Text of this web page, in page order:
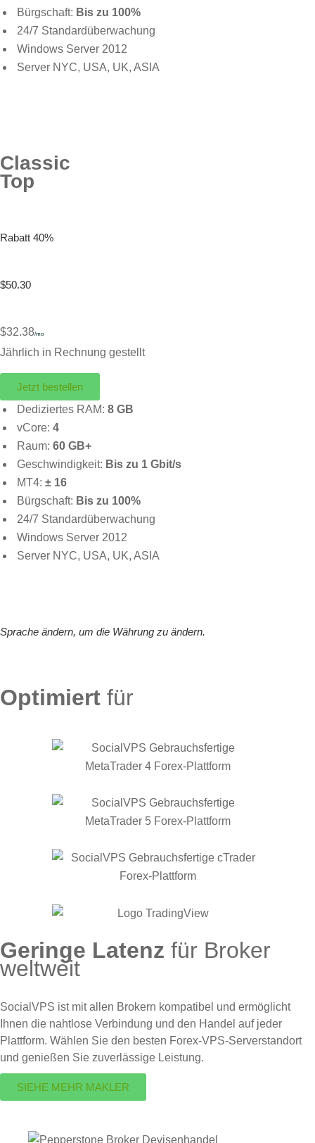
Bürgschaft: Bis zu 100%
24/7 Standardüberwachung
Windows Server 2012
Server NYC, USA, UK, ASIA
Classic
Top
Rabatt 40%
$50.30
$32.38/mo
Jährlich in Rechnung gestellt
Jetzt bestellen
Dediziertes RAM: 8 GB
vCore: 4
Raum: 60 GB+
Geschwindigkeit: Bis zu 1 Gbit/s
MT4: ± 16
Bürgschaft: Bis zu 100%
24/7 Standardüberwachung
Windows Server 2012
Server NYC, USA, UK, ASIA
Sprache ändern, um die Währung zu ändern.
Optimiert für
Geringe Latenz für Broker
weltweit
SocialVPS ist mit allen Brokern kompatibel und ermöglicht
Ihnen die nahtlose Verbindung und den Handel auf jeder
Plattform. Wählen Sie den besten Forex-VPS-Serverstandort
und genießen Sie zuverlässige Leistung.
SIEHE MEHR MAKLER